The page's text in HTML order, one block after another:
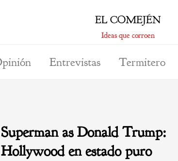
EL COMEJÉN
Ideas que corroen
Entrevistas Termitero
Superman as Donald Trump:
Hollywood en estado puro